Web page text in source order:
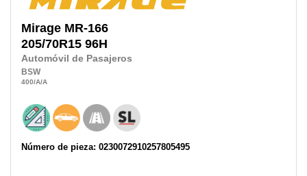
Mirage MR-166
205/70R15 96H
Automóvil de Pasajeros
BSW
400/A/A
Número de pieza: 0230072910257805495